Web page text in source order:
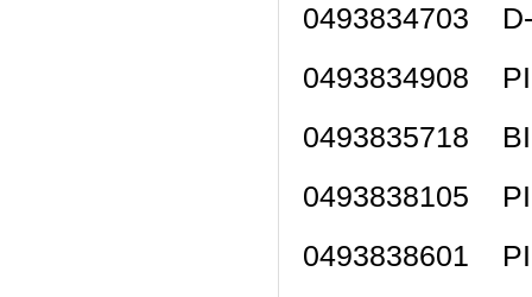
0493834703
0493834908
0493835718
0493838105
0493838601